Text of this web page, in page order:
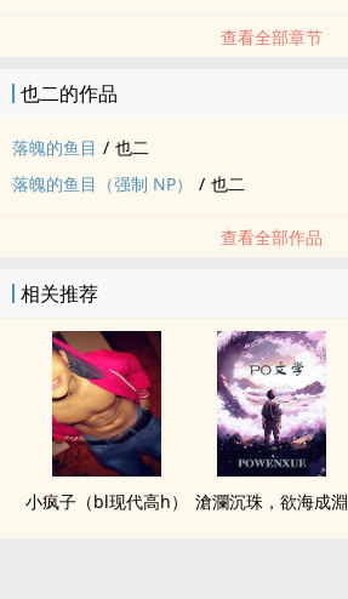
查看全部章节
也二的作品
落魄的鱼目 / 也二
落魄的鱼目（强制 NP）
/ 也二
查看全部作品
相关推荐
小疯子（bl现代高h） 滄瀾沉珠，欲海成淵